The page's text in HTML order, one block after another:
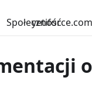
Społeczność
yetiforce.com